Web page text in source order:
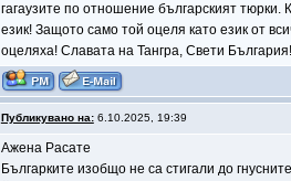
гагаузите по отношение българският
език! Защото само той оцеля като език от
оцеляха! Славата на Тангра, Свети България!
Публикувано на:6.10.2025, 19:39
Ажена Расате
Българките изобщо не са стигали до